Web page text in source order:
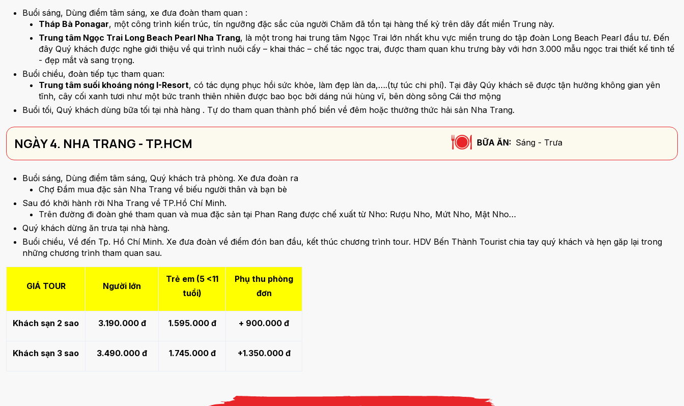
Buổi sáng, Dùng điểm tâm sáng, xe đưa đoàn tham quan :
Tháp Bà Ponagar, một công trình kiến trúc, tín ngưỡng đặc sắc của người Chăm đã tồn tại hàng thế kỷ trên dãy đất miền Trung này.
Trung tâm Ngọc Trai Long Beach Pearl Nha Trang, là một trong hai trung tâm Ngọc Trai lớn nhất khu vực miền trung do tập đoàn Long Beach Pearl đầu tư. Đến
đây Quý khách được nghe giới thiệu về qui trình nuôi cấy – khai thác – chế tác ngọc trai, được tham quan khu trưng bày với hơn 3.000 mẫu ngọc trai thiết kế tinh tế
- đẹp mắt và sang trọng.
Buổi chiều, đoàn tiếp tục tham quan:
Trung tâm suối khoáng nóng I-Resort, có tác dụng phục hồi sức khỏe, làm đẹp làn da,….(tự túc chi phí). Tại đây Qúy khách sẽ được tận hưởng không gian yên
tĩnh, cây cối xanh tươi như một bức tranh thiên nhiên được bao bọc bởi dáng núi hùng vĩ, bên dòng sông Cái thơ mộng
Buổi tối, Quý khách dùng bữa tối tại nhà hàng . Tự do tham quan thành phố biển về đêm hoặc thưởng thức hải sản Nha Trang.
NGÀY 4. NHA TRANG - TP.HCM BỮA ĂN: Sáng - Trưa
Buổi sáng, Dùng điểm tâm sáng, Quý khách trả phòng. Xe đưa đoàn ra
Chợ Đầm mua đặc sản Nha Trang về biếu người thân và bạn bè
Sau đó khởi hành rời Nha Trang về TP.Hồ Chí Minh.
Trên đường đi đoàn ghé tham quan và mua đặc sản tại Phan Rang được chế xuất từ Nho: Rượu Nho, Mứt Nho, Mật Nho…
Quý khách dừng ăn trưa tại nhà hàng.
Buổi chiều, Về đến Tp. Hồ Chí Minh. Xe đưa đoàn về điểm đón ban đầu, kết thúc chương trình tour. HDV Bến Thành Tourist chia tay quý khách và hẹn găp lại trong
những chương trình tham quan sau.
GIÁ TOUR Người lớn
Trẻ em (5 <11
tuổi)
Phụ thu phòng
đơn
Khách sạn 2 sao 3.190.000 đ 1.595.000 đ + 900.000 đ
Khách sạn 3 sao 3.490.000 đ 1.745.000 đ +1.350.000 đ